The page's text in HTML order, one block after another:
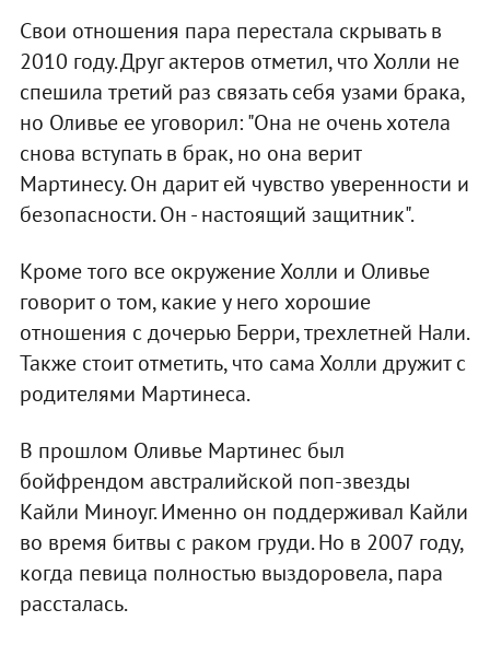
Свои отношения пара перестала скрывать в
2010 году. Друг актеров отметил, что Холли не
спешила третий раз связать себя узами брака,
но Оливье ее уговорил: "Она не очень хотела
снова вступать в брак, но она верит
Мартинесу. Он дарит ей чувство уверенности и
безопасности. Он - настоящий защитник".
Кроме того все окружение Холли и Оливье
говорит о том, какие у него хорошие
отношения с дочерью Берри, трехлетней Нали.
Также стоит отметить, что сама Холли дружит с
родителями Мартинеса.
В прошлом Оливье Мартинес был
бойфрендом австралийской поп-звезды
Кайли Миноуг. Именно он поддерживал Кайли
во время битвы с раком груди. Но в 2007 году,
когда певица полностью выздоровела, пара
рассталась.